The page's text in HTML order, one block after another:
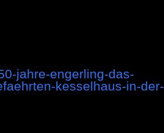
jahre-engerling-das-
kesselhaus-in-der-